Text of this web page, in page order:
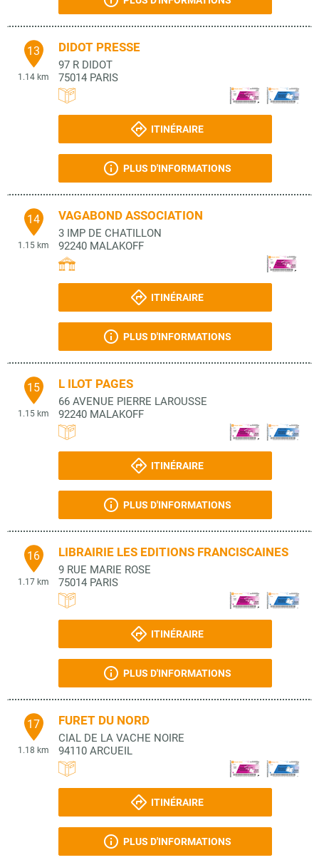
13
1.14 km
DIDOT PRESSE
97 R DIDOT
75014 PARIS
ITINÉRAIRE
PLUS D'INFORMATIONS
14
1.15 km
VAGABOND ASSOCIATION
3 IMP DE CHATILLON
92240 MALAKOFF
ITINÉRAIRE
PLUS D'INFORMATIONS
15
1.15 km
L ILOT PAGES
66 AVENUE PIERRE LAROUSSE
92240 MALAKOFF
ITINÉRAIRE
PLUS D'INFORMATIONS
16
1.17 km
LIBRAIRIE LES EDITIONS FRANCISCAINES
9 RUE MARIE ROSE
75014 PARIS
ITINÉRAIRE
PLUS D'INFORMATIONS
17
1.18 km
FURET DU NORD
CIAL DE LA VACHE NOIRE
94110 ARCUEIL
ITINÉRAIRE
PLUS D'INFORMATIONS